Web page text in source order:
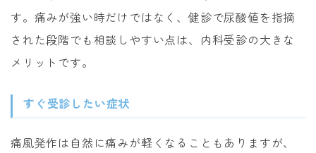
す。痛みが強い時だけではなく、健診で尿酸値を指摘
された段階でも相談しやすい点は、内科受診の大きな
メリットです。
すぐ受診したい症状
痛風発作は自然に痛みが軽くなることもありますが、